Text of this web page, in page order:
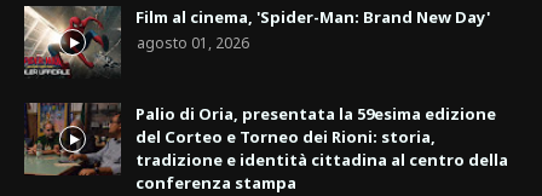
Film al cinema, 'Spider-Man: Brand New Day'
agosto 01, 2026
Palio di Oria, presentata la 59esima edizione
del Corteo e Torneo dei Rioni: storia,
tradizione e identità cittadina al centro della
conferenza stampa